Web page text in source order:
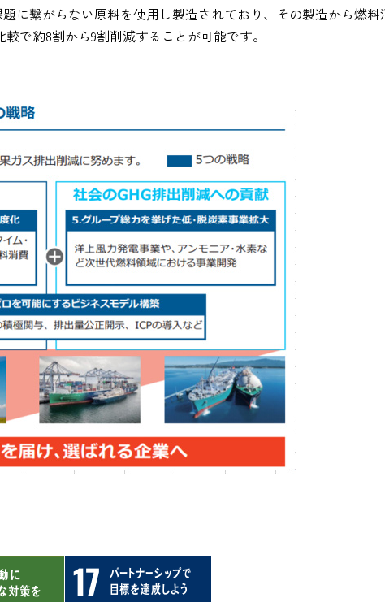
に繋がらない原料を使用し製造されており、その製造から燃
で約8割から9割削減することが可能です。